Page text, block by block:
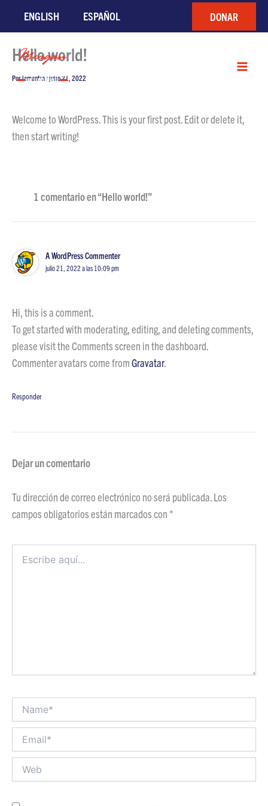
ENGLISH ESPAÑOL DONAR
Hello world!
Porlamantia /julio 21, 2022
Welcome to WordPress. This is your first post. Edit or delete it,
then start writing!
1 comentario en “Hello world!”
A WordPress Commenter
julio 21, 2022 a las 10:09 pm
Hi, this is a comment.
To get started with moderating, editing, and deleting comments,
please visit the Comments screen in the dashboard.
Commenter avatars come fromGravatar.
Responder
Dejar un comentario
Tu dirección de correo electrónico no será publicada.Los
campos obligatorios están marcados con*
aquí...